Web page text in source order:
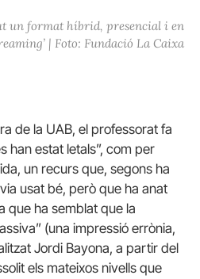
un format híbrid, presencial i en
| Foto: Fundació La Caixa
de la UAB, el professorat fa
han estat letals”, com per
un recurs que, segons ha
usat bé, però que ha anat
que ha semblat que la
(una impressió errònia,
Jordi Bayona, a partir del
els mateixos nivells que